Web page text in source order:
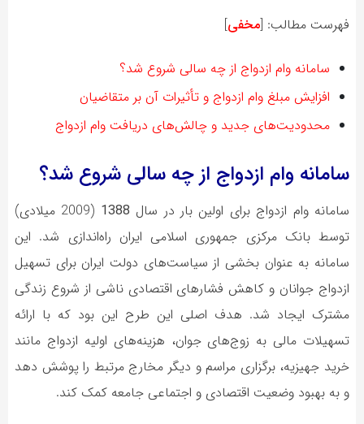
فهرست مطالب: [مخفی]
سامانه وام ازدواج از چه سالی شروع شد؟
افزایش مبلغ وام ازدواج و تأثیرات آن بر متقاضیان
محدودیت‌های جدید و چالش‌های دریافت وام ازدواج
سامانه وام ازدواج از چه سالی شروع شد؟
سامانه وام ازدواج برای اولین بار در سال 1388
(2009 میلادی)
توسط بانک مرکزی جمهوری اسلامی ایران راه‌اندازی شد. این
سامانه به عنوان بخشی از سیاست‌های دولت ایران برای تسهیل
ازدواج جوانان و کاهش فشارهای اقتصادی ناشی از شروع زندگی
مشترک ایجاد شد. هدف اصلی این طرح این بود که با ارائه
تسهیلات مالی به زوج‌های جوان، هزینه‌های اولیه ازدواج مانند
خرید جهیزیه، برگزاری مراسم و دیگر مخارج مرتبط را پوشش دهد
و به بهبود وضعیت اقتصادی و اجتماعی جامعه کمک کند.